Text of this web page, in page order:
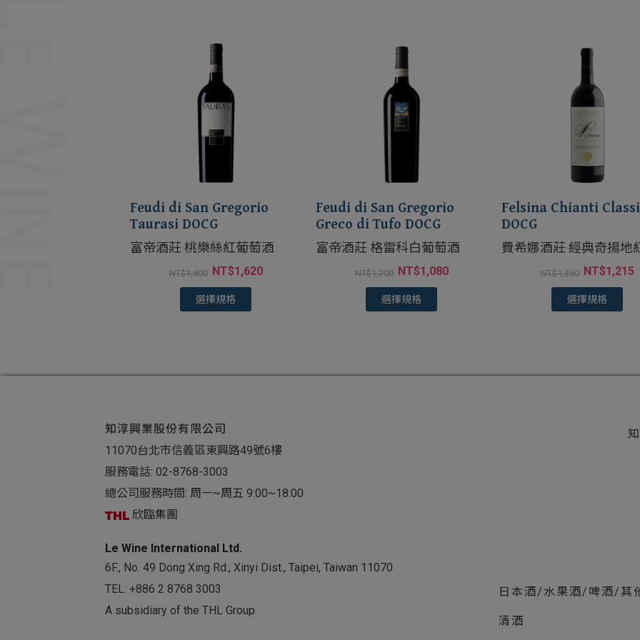
Feudi di San Gregorio
Taurasi DOCG
富帝酒莊 桃樂絲紅葡萄酒
NT$1,800 NT$1,620
選擇規格
Feudi di San Gregorio
Greco di Tufo DOCG
富帝酒莊 格雷科白葡萄酒
NT$1,200 NT$1,080
選擇規格
Felsina Chianti
DOCG
費希娜酒莊 經典奇揚地
NT$1,350 NT$1,215
選擇規格
知淳興業股份有限公司
11070台北市信義區東興路49號6樓
服務電話: 02-8768-3003
總公司服務時間: 周一~周五 9:00~18:00
欣臨集團
Le Wine International Ltd.
6F., No. 49 Dong Xing Rd., Xinyi Dist., Taipei, Taiwan 11070
TEL: +886 2 8768 3003
A subsidiary of the THL Group.
日本酒/水果酒/啤酒/其
清酒